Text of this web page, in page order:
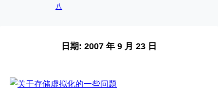
八
日期: 2007 年 9 月 23 日